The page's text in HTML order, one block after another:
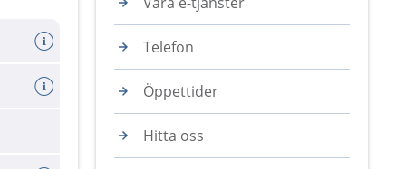
Telefon
Öppettider
Hitta oss